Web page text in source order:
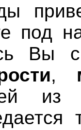
под
Вы
,
из